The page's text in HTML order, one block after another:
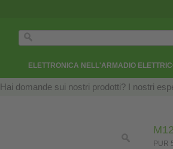
ELETTRONICA NELL'ARMADIO
Hai domande sui nostri prodotti? I nostri
PUR